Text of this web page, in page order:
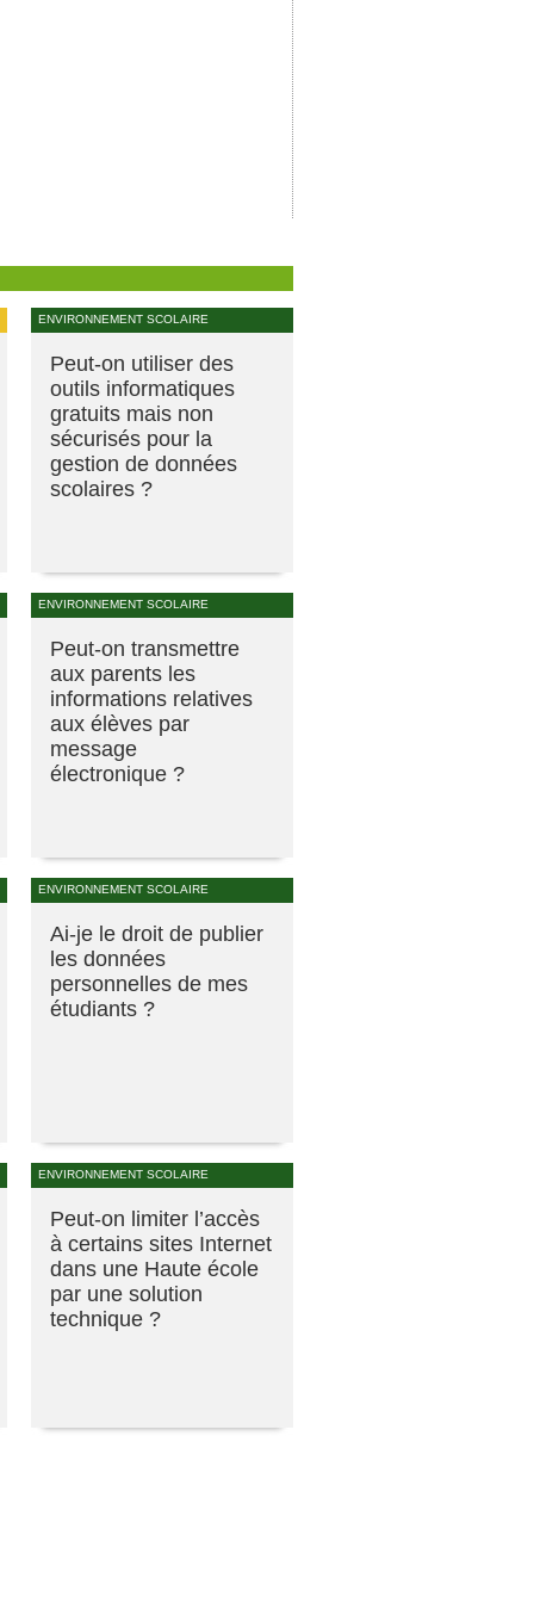
ENVIRONNEMENT SCOLAIRE
Peut-on utiliser des
outils informatiques
gratuits mais non
sécurisés pour la
gestion de données
scolaires ?
ENVIRONNEMENT SCOLAIRE
Peut-on transmettre
aux parents les
informations relatives
aux élèves par
message
électronique ?
ENVIRONNEMENT SCOLAIRE
Ai-je le droit de publier
les données
personnelles de mes
étudiants ?
ENVIRONNEMENT SCOLAIRE
Peut-on limiter l’accès
à certains sites Internet
dans une Haute école
par une solution
technique ?